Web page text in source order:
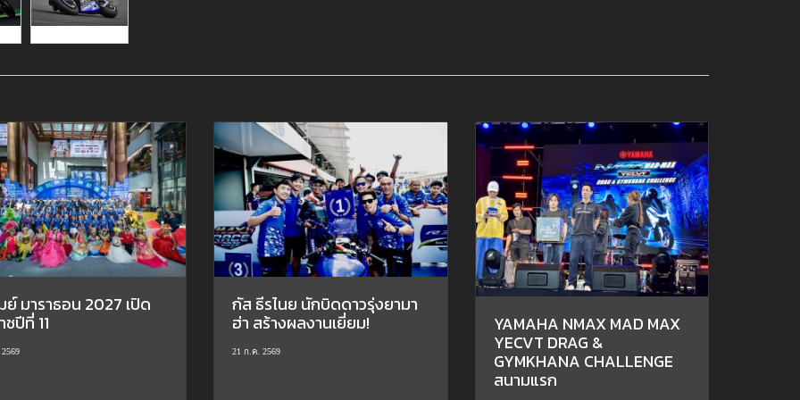
ย์ มาราธอน 2027 เปิด
ปีที่ 11
กัส ธีรไนย นักบิดดาวรุ่งยามา
ฮ่า สร้างผลงานเยี่ยม!
21 ก.ค. 2569
YAMAHA NMAX MAD MAX
YECVT DRAG &
GYMKHANA CHALLENGE
สนามแรก